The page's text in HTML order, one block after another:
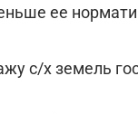
ее
с/х земель